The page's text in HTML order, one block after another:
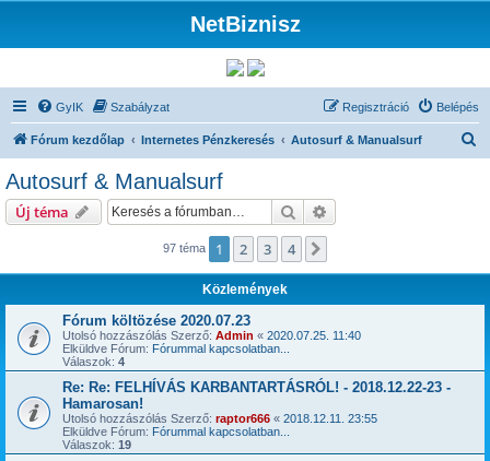
NetBiznisz
GyIK Szabályzat Belépés
Regisztráció
Fórum kezdőlap Internetes Pénzkeresés Autosurf & Manualsurf
Autosurf & Manualsurf
Új téma Keresés
97 téma 1 2 3 4
Közlemények
Fórum költözése 2020.07.23
Utolsó hozzászólás Szerző: Admin « 2020.07.25. 11:40
Elküldve Fórum: Fórummal kapcsolatban...
Válaszok: 4
Re: Re: FELHÍVÁS KARBANTARTÁSRÓL! - 2018.12.22-23 -
Hamarosan!
Utolsó hozzászólás Szerző: raptor666 « 2018.12.11. 23:55
Elküldve Fórum: Fórummal kapcsolatban...
Válaszok: 19